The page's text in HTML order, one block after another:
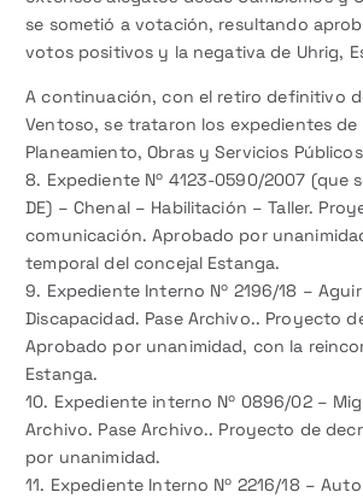
se sometió a votación, resultando
votos positivos y la negativa de Uhrig,
A continuación, con el retiro definitivo
Ventoso, se trataron los expedientes de
Planeamiento, Obras y Servicios
8. Expediente Nº 4123-0590/2007 (que
DE) – Chenal – Habilitación – Taller.
comunicación. Aprobado por
temporal del concejal Estanga.
9. Expediente Interno Nº 2196/18 –
Discapacidad. Pase Archivo.. Proyecto
Aprobado por unanimidad, con la
Estanga.
10. Expediente interno Nº 0896/02 –
Archivo. Pase Archivo.. Proyecto de
por unanimidad.
11. Expediente Interno Nº 2216/18 –